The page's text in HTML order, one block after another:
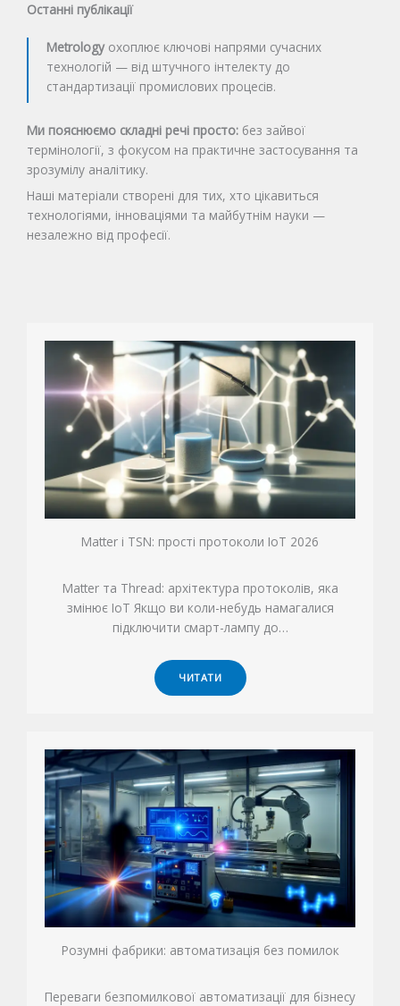
Останні публікації
Metrology охоплює ключові напрями сучасних
технологій — від штучного інтелекту до
стандартизації промислових процесів.
Ми пояснюємо складні речі просто: без зайвої
термінології, з фокусом на практичне застосування та
зрозумілу аналітику.
Наші матеріали створені для тих, хто цікавиться
технологіями, інноваціями та майбутнім науки —
незалежно від професії.
Matter і TSN: прості протоколи IoT 2026
Matter та Thread: архітектура протоколів, яка
змінює IoT Якщо ви коли-небудь намагалися
підключити смарт-лампу до…
ЧИТАТИ
Розумні фабрики: автоматизація без помилок
Переваги безпомилкової автоматизації для бізнесу